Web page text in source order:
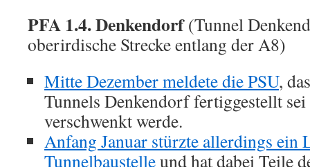
PFA 1.4. Denkendorf(Tunnel
oberirdische Strecke entlang der A8)
Mitte Dezember meldete die PSU,
Tunnels Denkendorf fertiggestellt
verschwenkt werde.
Anfang Januar stürzte allerdings ein
Tunnelbaustelleund hat dabei Teile